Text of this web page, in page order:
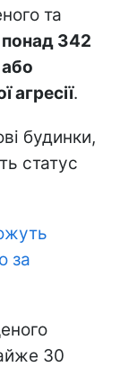
та
понад 342
агресії.
будинки,
статус
за
30